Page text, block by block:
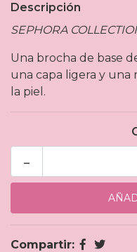
Descripción
SEPHORA
Una brocha de base
una capa ligera y una
la piel.
-
Compartir: